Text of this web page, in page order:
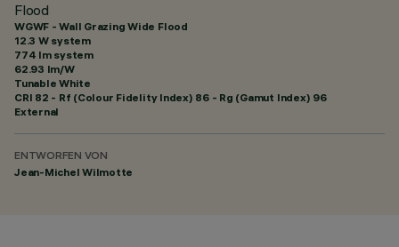
Flood
WGWF - Wall Grazing Wide Flood
12.3 W system
774 lm system
62.93 lm/W
Tunable White
CRI 82 - Rf (Colour Fidelity Index) 86 - Rg (Gamut Index) 96
External
ENTWORFEN VON
Jean-Michel Wilmotte